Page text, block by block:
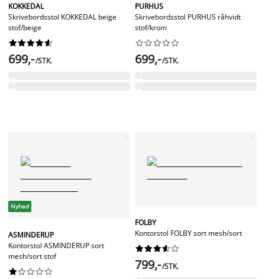
KOKKEDAL
Skrivebordsstol KOKKEDAL beige
stof/beige






699,-/STK.
PURHUS
Skrivebordsstol PURHUS råhvidt
stof/krom






699,-/STK.
Nyhed
ASMINDERUP
Kontorstol ASMINDERUP sort
mesh/sort stof






FOLBY
Kontorstol FOLBY sort mesh/sort






799,-/STK.